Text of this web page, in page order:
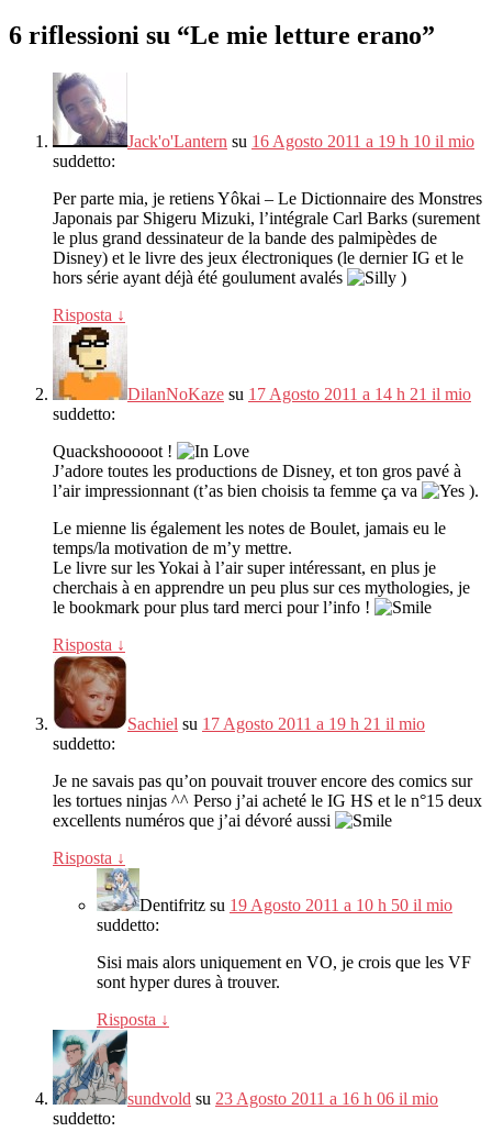
6 riflessioni su “Le mie letture erano”
Jack'o'Lantern su 16 Agosto 2011 a 19 h 10 il mio
suddetto:
Per parte mia, je retiens Yôkai – Le Dictionnaire des Monstres
Japonais par Shigeru Mizuki, l’intégrale Carl Barks (surement
le plus grand dessinateur de la bande des palmipèdes de
Disney) et le livre des jeux électroniques (le dernier IG et le
hors série ayant déjà été goulument avalés
)
Risposta ↓
DilanNoKaze su 17 Agosto 2011 a 14 h 21 il mio
suddetto:
Quackshooooot !
J’adore toutes les productions de Disney, et ton gros pavé à
l’air impressionnant (t’as bien choisis ta femme ça va
).
Le mienne lis également les notes de Boulet, jamais eu le
temps/la motivation de m’y mettre.
Le livre sur les Yokai à l’air super intéressant, en plus je
cherchais à en apprendre un peu plus sur ces mythologies, je
le bookmark pour plus tard merci pour l’info !
Risposta ↓
Sachiel su 17 Agosto 2011 a 19 h 21 il mio
suddetto:
Je ne savais pas qu’on pouvait trouver encore des comics sur
les tortues ninjas ^^ Perso j’ai acheté le IG HS et le n°15 deux
excellents numéros que j’ai dévoré aussi
Risposta ↓
Dentifritz su 19 Agosto 2011 a 10 h 50 il mio
suddetto:
Sisi mais alors uniquement en VO, je crois que les VF
sont hyper dures à trouver.
Risposta ↓
sundvold su 23 Agosto 2011 a 16 h 06 il mio
suddetto: